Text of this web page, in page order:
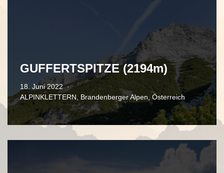
GUFFERTSPITZE (2194m)
18. Juni 2022
ALPINKLETTERN , Brandenberger Alpen,Österreich